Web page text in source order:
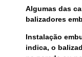
Algumas das
balizadores
Instalação
indica, o